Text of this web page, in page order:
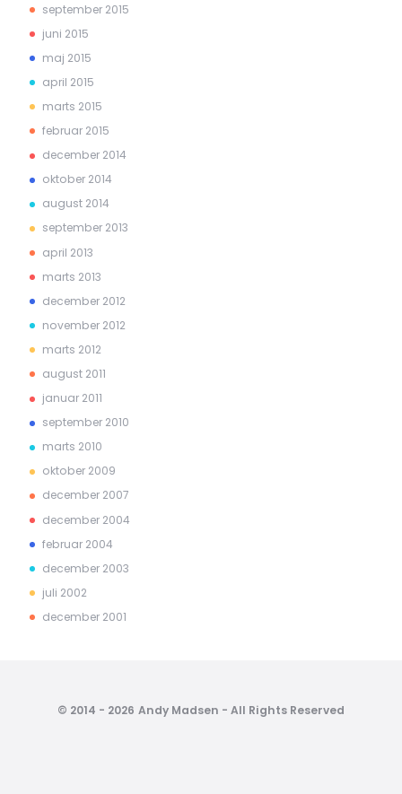
september 2015
juni 2015
maj 2015
april 2015
marts 2015
februar 2015
december 2014
oktober 2014
august 2014
september 2013
april 2013
marts 2013
december 2012
november 2012
marts 2012
august 2011
januar 2011
september 2010
marts 2010
oktober 2009
december 2007
december 2004
februar 2004
december 2003
juli 2002
december 2001
© 2014 - 2026 Andy Madsen - All Rights Reserved